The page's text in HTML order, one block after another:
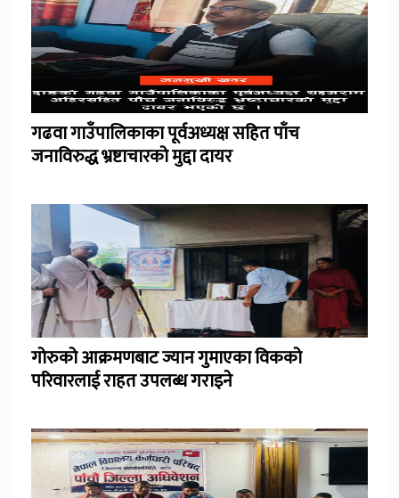
गढवा गाउँपालिकाका पूर्वअध्यक्ष सहित पाँच
जनाविरुद्ध भ्रष्टाचारको मुद्दा दायर
गोरुको आक्रमणबाट ज्यान गुमाएका विकको
परिवारलाई राहत उपलब्ध गराइने